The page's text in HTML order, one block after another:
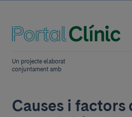
Un projecte elaborat
conjuntament amb
Causes i factors